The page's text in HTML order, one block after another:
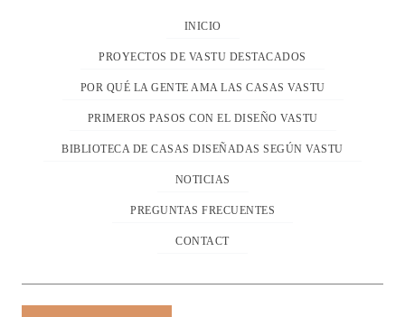
INICIO
PROYECTOS DE VASTU DESTACADOS
POR QUÉ LA GENTE AMA LAS CASAS VASTU
PRIMEROS PASOS CON EL DISEÑO VASTU
BIBLIOTECA DE CASAS DISEÑADAS SEGÚN VASTU
NOTICIAS
PREGUNTAS FRECUENTES
CONTACT